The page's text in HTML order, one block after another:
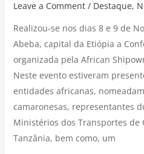
Leave a Comment / Destaque,
Realizou-se nos dias 8 e 9 de
Abeba, capital da Etiópia a
organizada pela African
Neste evento estiveram
entidades africanas,
camaronesas, representantes
Ministérios dos Transportes de
Tanzânia, bem como, um